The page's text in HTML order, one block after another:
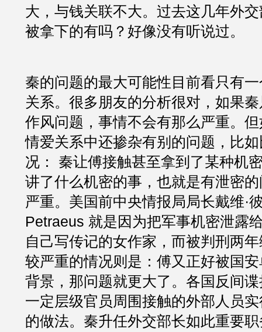
大，与钱关联不大。过去这几年外
被拿下的有吗？好像没有听说过。
秦的问题的最大可能性目前看只有
关系。很多朋友的分析很对，如果
作风问题，事情不会有那么严重。
情爱关系中还掺杂有别的问题，比
况： 秦让傅接触甚至拿到了某种机
讲了什么机密的事，也就是有泄密
严重。美国前中央情报局局长戴维·
Petraeus 就是因为把军事机密泄露
自己写传记的女作家，而被判刑两
较严重的情况则是：傅又正好被国
背景，那问题就更大了。各国反间
一定层级官员周围接触的外部人员
的做法。秦升任外交部长如此重要